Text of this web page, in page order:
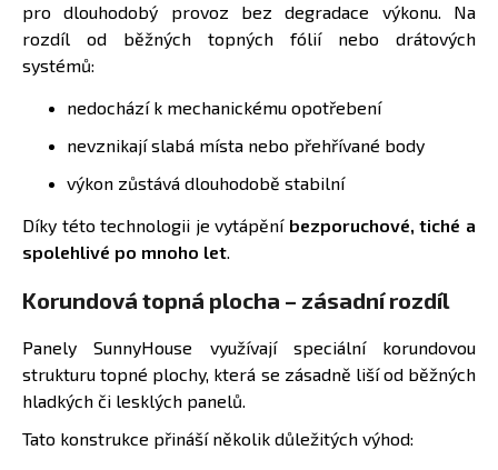
pro dlouhodobý provoz bez degradace výkonu. Na
rozdíl od běžných topných fólií nebo drátových
systémů:
nedochází k mechanickému opotřebení
nevznikají slabá místa nebo přehřívané body
výkon zůstává dlouhodobě stabilní
Díky této technologii je vytápění bezporuchové, tiché a
spolehlivé po mnoho let.
Korundová topná plocha – zásadní rozdíl
Panely SunnyHouse využívají speciální korundovou
strukturu topné plochy, která se zásadně liší od běžných
hladkých či lesklých panelů.
Tato konstrukce přináší několik důležitých výhod:
u
č
u
INFRAPANEL
-
MOTIV
800